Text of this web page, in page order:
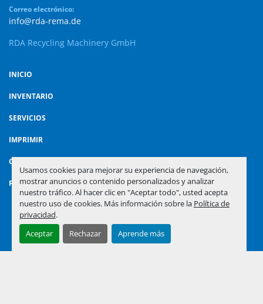
Usamos cookies para mejorar su experiencia de navegación,
mostrar anuncios o contenido personalizados y analizar
nuestro tráfico. Al hacer clic en "Aceptar todo", usted acepta
nuestro uso de cookies. Más información sobre la Política de
privacidad.
Aceptar
Rechazar Aprende más
Correo electrónico:
info@rda-rema.de
RDA Recycling Machinery GmbH
INICIO
INVENTARIO
SERVICIOS
IMPRIMIR
CONTACTO
POLÍTICA DE PRIVACIDAD